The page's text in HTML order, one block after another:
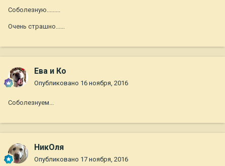
Соболезную.........
Очень страшно......
Ева и Ко
Опубликовано 16 ноября, 2016
Соболезнуем...
НикОля
Опубликовано 17 ноября, 2016